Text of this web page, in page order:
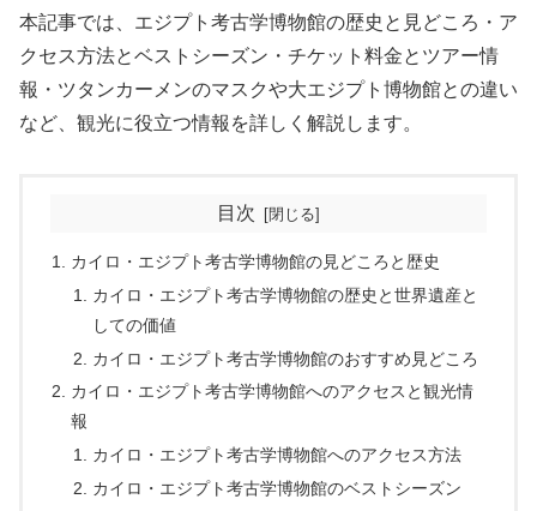
本記事では、エジプト考古学博物館の歴史と見どころ・ア
クセス方法とベストシーズン・チケット料金とツアー情
報・ツタンカーメンのマスクや大エジプト博物館との違い
など、観光に役立つ情報を詳しく解説します。
目次
カイロ・エジプト考古学博物館の見どころと歴史
カイロ・エジプト考古学博物館の歴史と世界遺産と
しての価値
カイロ・エジプト考古学博物館のおすすめ見どころ
カイロ・エジプト考古学博物館へのアクセスと観光情
報
カイロ・エジプト考古学博物館へのアクセス方法
カイロ・エジプト考古学博物館のベストシーズン